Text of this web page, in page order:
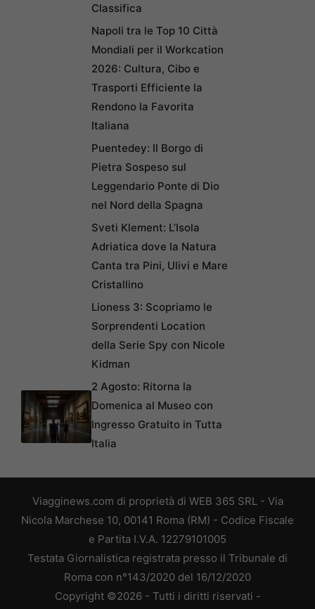
Classifica
Napoli tra le Top 10 Città
Mondiali per il Workcation
2026: Cultura, Cibo e
Trasporti Efficiente la
Rendono la Favorita
Italiana
Puentedey: Il Borgo di
Pietra Sospeso sul
Leggendario Ponte di Dio
nel Nord della Spagna
Sveti Klement: L’Isola
Adriatica dove la Natura
Canta tra Pini, Ulivi e Mare
Cristallino
Lioness 3: Scopriamo le
Sorprendenti Location
della Serie Spy con Nicole
Kidman
2 Agosto: Ritorna la
Domenica al Museo con
Ingresso Gratuito in Tutta
Italia
Viagginews.com di proprietà di WEB 365 SRL - Via
Nicola Marchese 10, 00141 Roma (RM) - Codice Fiscale
e Partita I.V.A. 12279101005
Testata Giornalistica registrata presso il Tribunale di
Roma con n°143/2020 del 16/12/2020
Copyright ©2026 - Tutti i diritti riservati -